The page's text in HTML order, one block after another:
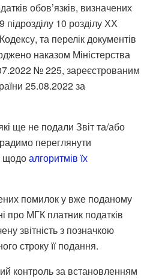
обов’язків, визначених
підрозділу 10 розділу ХХ
та перелік документів
наказом Міністерства
№ 225, зареєстрованим
25.08.2022 за
ще не подали Звіт та/або
переглянути
щодоалгоритмів їх
помилок у вже поданому
про МГК платник податків
звітність з позначкою
строку її подання.
контроль за встановленням